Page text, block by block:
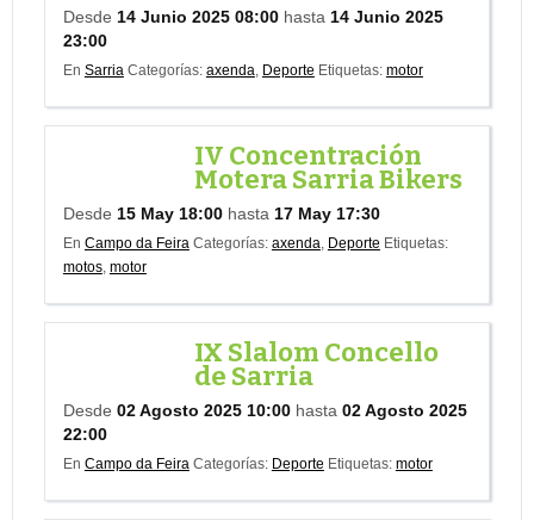
Desde 14 Junio 2025 08:00 hasta 14 Junio 2025
23:00
En Sarria Categorías: axenda, Deporte Etiquetas: motor
IV Concentración
Motera Sarria Bikers
Desde 15 May 18:00 hasta 17 May 17:30
En Campo da Feira Categorías: axenda, Deporte Etiquetas:
motos, motor
IX Slalom Concello
de Sarria
Desde 02 Agosto 2025 10:00 hasta 02 Agosto 2025
22:00
En Campo da Feira Categorías: Deporte Etiquetas: motor